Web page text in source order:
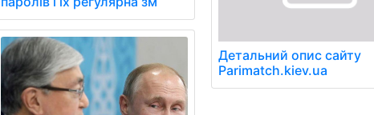
Детальний опис сайту
Parimatch.kiev.ua